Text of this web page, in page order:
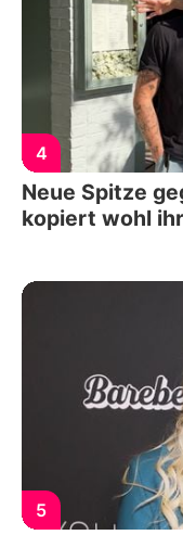
4
Neue Spitze
kopiert wohl
5